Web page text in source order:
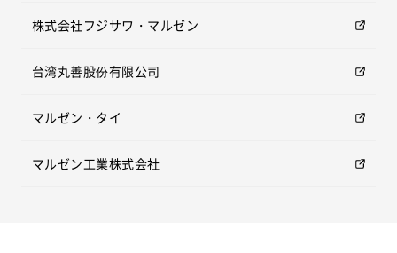
株式会社フジサワ・マルゼン
台湾丸善股份有限公司
マルゼン・タイ
マルゼン工業株式会社